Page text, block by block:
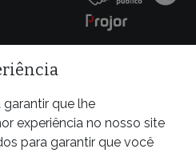
que lhe
experiência no nosso site
para garantir que você